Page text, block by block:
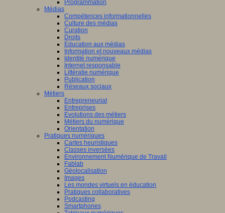
Programmation
Médias
Compétences informationnelles
Culture des médias
Curation
Droits
Education aux médias
Information et nouveaux médias
Identité numérique
Internet responsable
Littératie numérique
Publication
Réseaux sociaux
Métiers
Entrepreneuriat
Entreprises
Evolutions des métiers
Métiers du numérique
Orientation
Pratiques numériques
Cartes heuristiques
Classes inversées
Environnement Numérique de Travail
Fablab
Géolocalisation
Images
Les mondes virtuels en éducation
Pratiques collaboratives
Podcasting
Smartphones